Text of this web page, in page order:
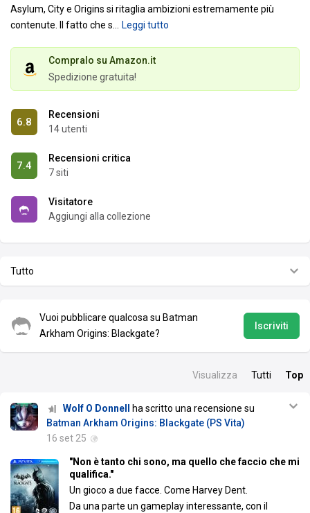
Asylum, City e Origins si ritaglia ambizioni estremamente più
contenute.
Il fatto che s… Leggi tutto
Compralo su Amazon.it
Spedizione gratuita!
6.8
Recensioni
14 utenti
7.4
Recensioni critica
7 siti
Visitatore
Aggiungi alla collezione
Tutto
Vuoi pubblicare qualcosa su Batman
Arkham Origins: Blackgate?
Iscriviti
Visualizza Tutti Top
Wolf O Donnell
ha scritto una recensione su
Batman Arkham Origins: Blackgate (PS Vita)
16 set 25
"Non è tanto chi sono, ma quello che faccio che mi
qualifica."
Un gioco a due facce. Come Harvey Dent.
Da una parte un gameplay interessante, con il